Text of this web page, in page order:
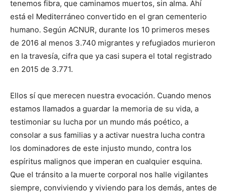
tenemos fibra, que caminamos muertos, sin alma. Ahí
está el Mediterráneo convertido en el gran cementerio
humano. Según ACNUR, durante los 10 primeros meses
de 2016 al menos 3.740 migrantes y refugiados murieron
en la travesía, cifra que ya casi supera el total registrado
en 2015 de 3.771.
Ellos sí que merecen nuestra evocación. Cuando menos
estamos llamados a guardar la memoria de su vida, a
testimoniar su lucha por un mundo más poético, a
consolar a sus familias y a activar nuestra lucha contra
los dominadores de este injusto mundo, contra los
espíritus malignos que imperan en cualquier esquina.
Que el tránsito a la muerte corporal nos halle vigilantes
siempre, conviviendo y viviendo para los demás, antes de